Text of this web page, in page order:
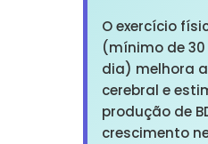
O exercício
(mínimo de
dia) melhora
cerebral e
produção de
crescimento